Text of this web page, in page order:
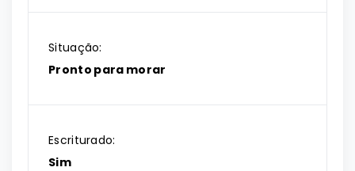
Situação:
Pronto para morar
Escriturado:
Sim